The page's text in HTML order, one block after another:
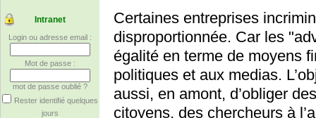
Intranet
Login ou adresse email :
Mot de passe :
mot de passe oublié ?
Rester identifié quelques
jours
Certaines entreprises
disproportionnée. Car les
égalité en terme de moyens
politiques et aux medias.
aussi, en amont, d’obliger
citoyens, des chercheurs à